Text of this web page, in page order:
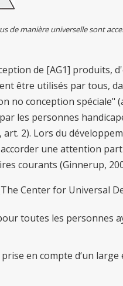
de manière universelle sont
de [AG1] produits,
être utilisés par tous,
no conception spéciale"
les personnes
art. 2). Lors du
une attention
courants (Ginnerup,
Center for Universal
toutes les personnes
en compte d‘un